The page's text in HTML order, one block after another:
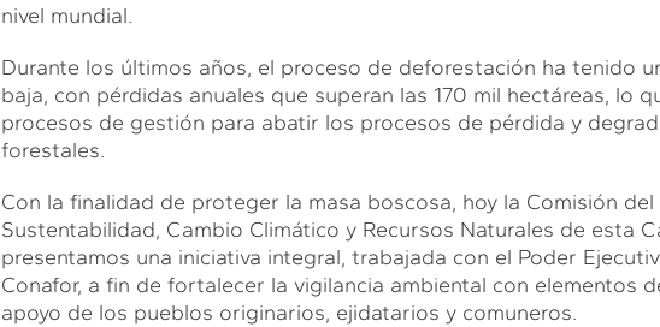
nivel mundial.
Durante los últimos años, el proceso de deforestación ha tenido
baja, con pérdidas anuales que superan las 170 mil hectáreas, lo
procesos de gestión para abatir los procesos de pérdida y
forestales.
Con la finalidad de proteger la masa boscosa, hoy la Comisión
Sustentabilidad, Cambio Climático y Recursos Naturales de esta
presentamos una iniciativa integral, trabajada con el Poder
Conafor, a fin de fortalecer la vigilancia ambiental con elementos
apoyo de los pueblos originarios, ejidatarios y comuneros.